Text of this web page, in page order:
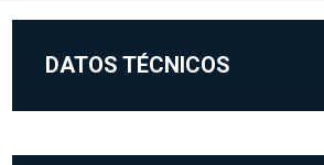
DATOS TÉCNICOS